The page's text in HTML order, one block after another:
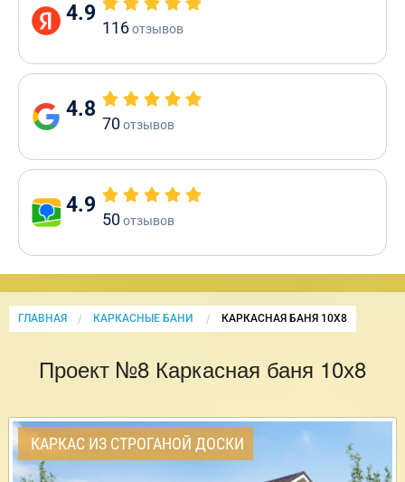
4.9
116отзывов
4.8
70отзывов
4.9
50отзывов
ГЛАВНАЯ КАРКАСНЫЕ БАНИ CURRENT:
КАРКАСНАЯ БАНЯ 10Х8
Проект №8 Каркасная баня 10х8
КАРКАС ИЗ СТРОГАНОЙ ДОСКИ